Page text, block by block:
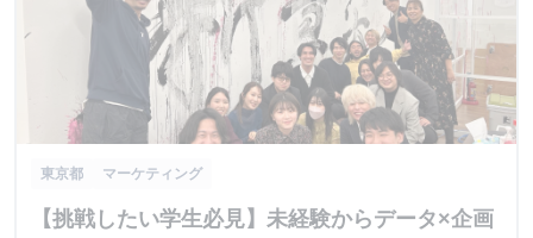
東京都 マーケティング
【挑戦したい学生必見】未経験からデータ×企画